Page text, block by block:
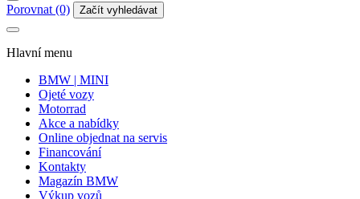
Porovnat (0) Začít vyhledávat
Hlavní menu
BMW | MINI
Ojeté vozy
Motorrad
Akce a nabídky
Online objednat na servis
Financování
Kontakty
Magazín BMW
Výkup vozů